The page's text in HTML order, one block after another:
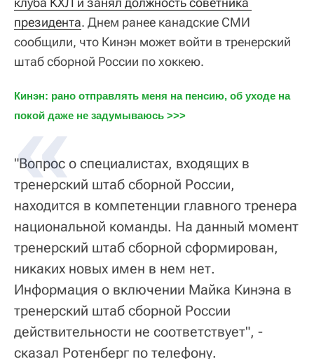
президента. Днем ранее канадские СМИ
сообщили, что Кинэн может войти в тренерский
штаб сборной России по хоккею.
Кинэн: рано отправлять меня на пенсию, об уходе на
покой даже не задумываюсь >>>
"Вопрос о специалистах, входящих в
тренерский штаб сборной России,
находится в компетенции главного тренера
национальной команды. На данный момент
тренерский штаб сборной сформирован,
никаких новых имен в нем нет.
Информация о включении Майка Кинэна в
тренерский штаб сборной России
действительности не соответствует", -
сказал Ротенберг по телефону.